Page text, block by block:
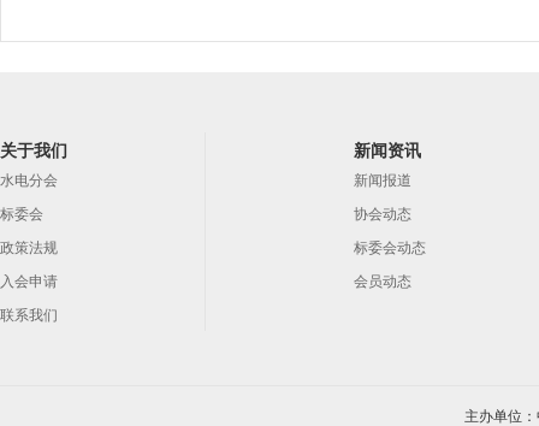
关于我们
水电分会
标委会
政策法规
入会申请
联系我们
新闻资讯
新闻报道
协会动态
标委会动态
会员动态
主办单位